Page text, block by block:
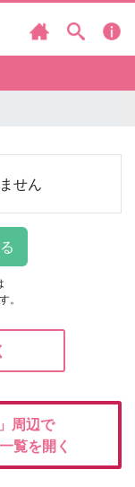
せん
。
」周辺で
覧を開く